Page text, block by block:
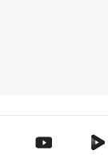
텐아시아 유튜브
텐